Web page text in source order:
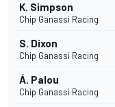
K. Simpson
Chip Ganassi Racing
S. Dixon
Chip Ganassi Racing
Á. Palou
Chip Ganassi Racing